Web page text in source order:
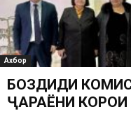
Ахбор
БОЗДИДИ
ҶАРАЁНИ